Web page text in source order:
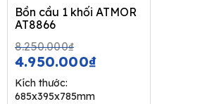
Bồn cầu 1 khối ATMOR
AT8866
8.250.000₫Original
price
8.250.000₫.
4.950.000₫price
Kích thước:
685x395x785mm